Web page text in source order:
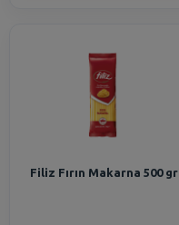
Filiz Fırın Makarna 500 gr